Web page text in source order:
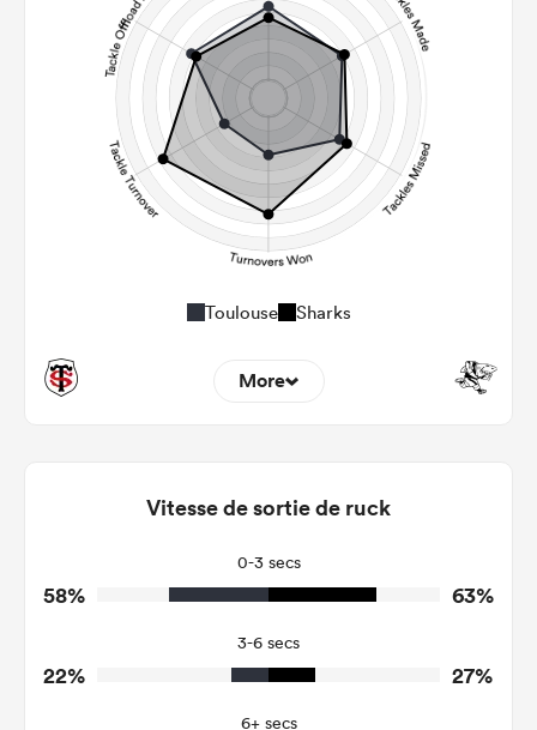
Kicks
Post Contact Meters
Toulouse Sharks
More
Tackles Made
Tackles Missed
2
5
1
3
Tackle Offload Allowed
Vitesse de sortie de ruck
0-3 secs
58% 63%
3-6 secs
22% 27%
6+ secs